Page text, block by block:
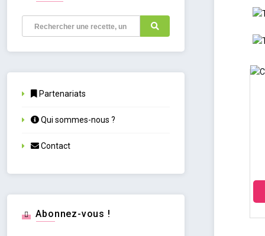
Partenariats
Qui sommes-nous ?
Contact
Abonnez-vous !